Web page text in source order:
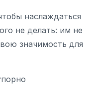
наслаждаться
не делать: им не
значимость для